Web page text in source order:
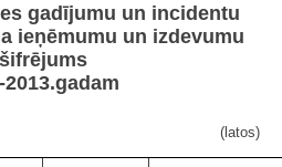
gadījumu un incidentu
ieņēmumu un izdevumu
2013.gadam
(latos)